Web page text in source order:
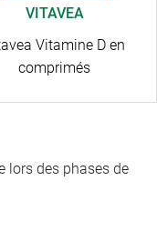
VITAVEA
Vitamine D en
comprimés
lors des phases de